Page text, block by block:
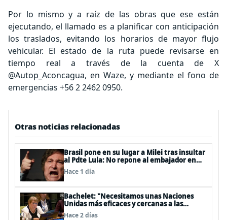
Por lo mismo y a raíz de las obras que ese están
ejecutando, el llamado es a planificar con anticipación
los traslados, evitando los horarios de mayor flujo
vehicular. El estado de la ruta puede revisarse en
tiempo real a través de la cuenta de X
@Autop_Aconcagua, en Waze, y mediante el fono de
emergencias +56 2 2462 0950.
Otras noticias relacionadas
Brasil pone en su lugar a Milei tras insultar
al Pdte Lula: No repone al embajador en
BBSS y rebaja la relación bilateral
Hace 1 día
Bachelet: "Necesitamos unas Naciones
Unidas más eficaces y cercanas a las
personas"
Hace 2 días